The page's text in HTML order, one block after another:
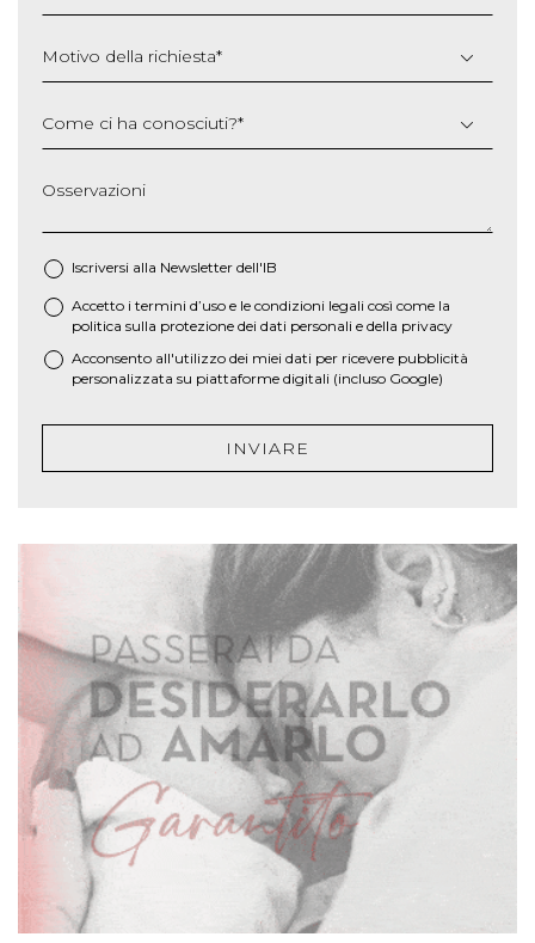
Motivo della richiesta*
Come ci ha conosciuti?*
Osservazioni
Iscriversi alla Newsletter dell'IB
* Accetto i termini d’uso e le condizioni legali così come la
politica sulla protezione dei dati personali e della privacy
Acconsento all'utilizzo dei miei dati per ricevere pubblicità
personalizzata su piattaforme digitali (incluso Google)
INVIARE